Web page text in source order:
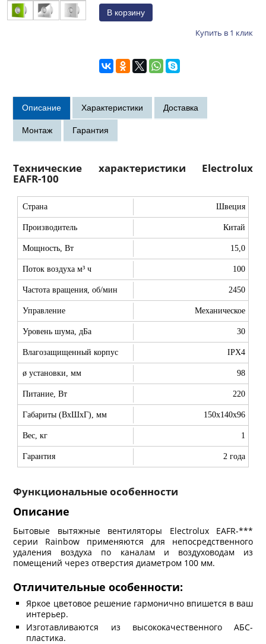
Купить в 1 клик
Технические характеристики Electrolux
EAFR-100
Страна Швеция
Производитель Китай
Мощность, Вт 15,0
Поток воздуха м³ ч 100
Частота вращения, об/мин 2450
Управление Механическое
Уровень шума, дБа 30
Влагозащищенный корпус IPX4
ø установки, мм 98
Питание, Вт 220
Габариты (ВхШхГ), мм 150x140x96
Вес, кг 1
Гарантия 2 года
Функциональные особенности
Описание
Бытовые вытяжные вентиляторы Electrolux EAFR-***
серии Rainbow применяются для непосредственного
удаления воздуха по каналам и воздуховодам из
помещений через отверстия диаметром 100 мм.
Отличительные особенности:
Яркое цветовое решение гармонично впишется в ваш
интерьер.
Изготавливаются из высококачественного АБС-
пластика.